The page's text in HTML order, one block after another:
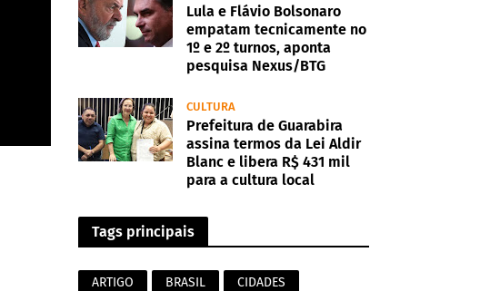
Lula e Flávio Bolsonaro
empatam tecnicamente no
1º e 2º turnos, aponta
pesquisa Nexus/BTG
CULTURA
Prefeitura de Guarabira
assina termos da Lei Aldir
Blanc e libera R$ 431 mil
para a cultura local
Tags principais
ARTIGO BRASIL
CIDADES